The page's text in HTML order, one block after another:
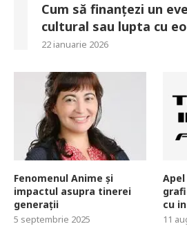
Cum să finanțezi un
cultural sau lupta cu
22 ianuarie 2026
Fenomenul Anime și
impactul asupra tinerei
generații
5 septembrie 2025
cu
11